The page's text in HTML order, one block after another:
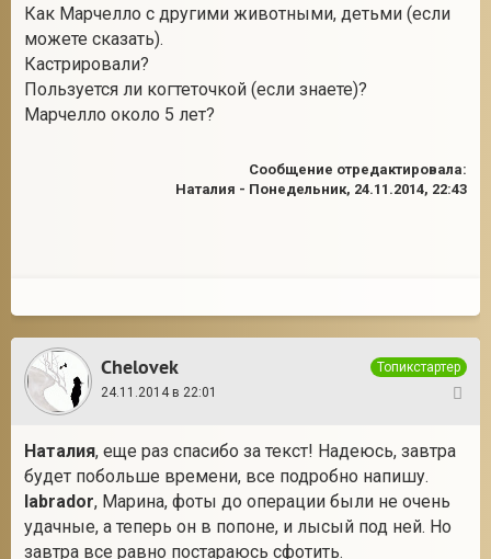
Как Марчелло с другими животными, детьми (если
можете сказать).
Кастрировали?
Пользуется ли когтеточкой (если знаете)?
Марчелло около 5 лет?
Сообщение отредактировала:
Наталия - Понедельник, 24.11.2014, 22:43
Chelovek
Топикстартер
24.11.2014 в 22:01
Наталия, еще раз спасибо за текст! Надеюсь, завтра
будет побольше времени, все подробно напишу.
labrador, Марина, фоты до операции были не очень
удачные, а теперь он в попоне, и лысый под ней. Но
завтра все равно постараюсь сфотить.